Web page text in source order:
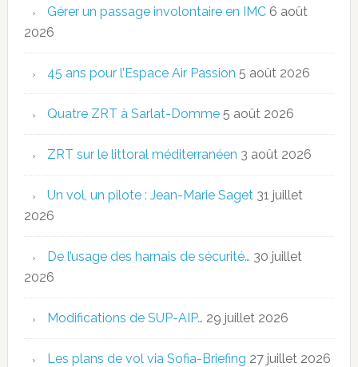
Gérer un passage involontaire en IMC 6 août
2026
45 ans pour l’Espace Air Passion 5 août 2026
Quatre ZRT à Sarlat-Domme 5 août 2026
ZRT sur le littoral méditerranéen 3 août 2026
Un vol, un pilote : Jean-Marie Saget 31 juillet
2026
De l’usage des harnais de sécurité… 30 juillet
2026
Modifications de SUP-AIP… 29 juillet 2026
Les plans de vol via Sofia-Briefing 27 juillet 2026